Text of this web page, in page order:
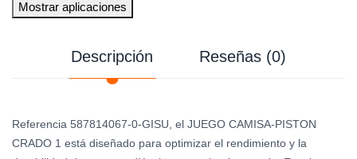
Mostrar aplicaciones
Descripción Reseñas (0)
Referencia 587814067-0-GISU, el JUEGO CAMISA-PISTON
CRADO 1 está diseñado para optimizar el rendimiento y la